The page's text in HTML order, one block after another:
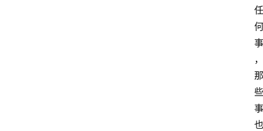
任
何
事
，
那
些
事
也